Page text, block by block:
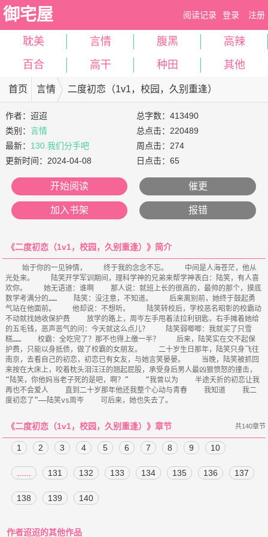
御宅屋 阅读记录 登录 注册
耽美 言情 腹黑
高辣
百合
高干 种田 其他
首页 言情 二度初恋（1v1，校园，久别重逢）
作者：迢迢
类别：言情
最新： 130.我们分手吧
更新时间： 2024-04-08
总字数：413490
总点击：220489
周点击：274
日点击：65
开始阅读 催更
加入书架 报错
《二度初恋（1v1，校园，久别重逢）》简介
    始于你的一见钟情，    终于我的念念不忘。    中间是人海苍茫，他从
光处来。    陆笑开学军训期间，理科学神的兄弟来帮学神表白：陆笑，有人喜
欢你。    她无语道：谁啊    那人说：就班上长的很高的，最帅的那个，摸底
数学考满分的……    陆笑：没注意，不知道。    后来离别前，她终于鼓起勇
气站在他面前。    他却说：不想听。    陆笑转校后，学校恶名昭彰的校霸动
不动就找她收保护费    放学的路上，周岑左手甩着法拉利钥匙，右手摊着她给
的五毛钱，恶声恶气的问：今天就这么点儿？    陆笑弱唧唧：我就买了只雪
糕……    校霸：全吃完了？那不也得上缴一半？    后来，陆笑实在交不起保
护费，只能以身抵债，做了校霸的女朋友。    二十岁生日那年，陆笑只身飞往
南京，去看自己的初恋，初恋已有女友，与她言笑晏晏。    当晚，陆笑被抓回
来按在大床上，咬着枕头泪汪汪的翘起屁股，承受身后男人最凶狠愤怒的撞击，
“陆笑，你他妈当老子死的是吧，啊？”    “我曾以为    半途夭折的初恋让我
再也不会爱人    直到二十岁那年他还我整个心动与青春    我知道    我二
《二度初恋（1v1，校园，久别重逢）》章节 共140章节
1 2 3 4 5 6 7 8 9 10
131 132 133 134 135 136 137
138 139 140
作者迢迢的其他作品